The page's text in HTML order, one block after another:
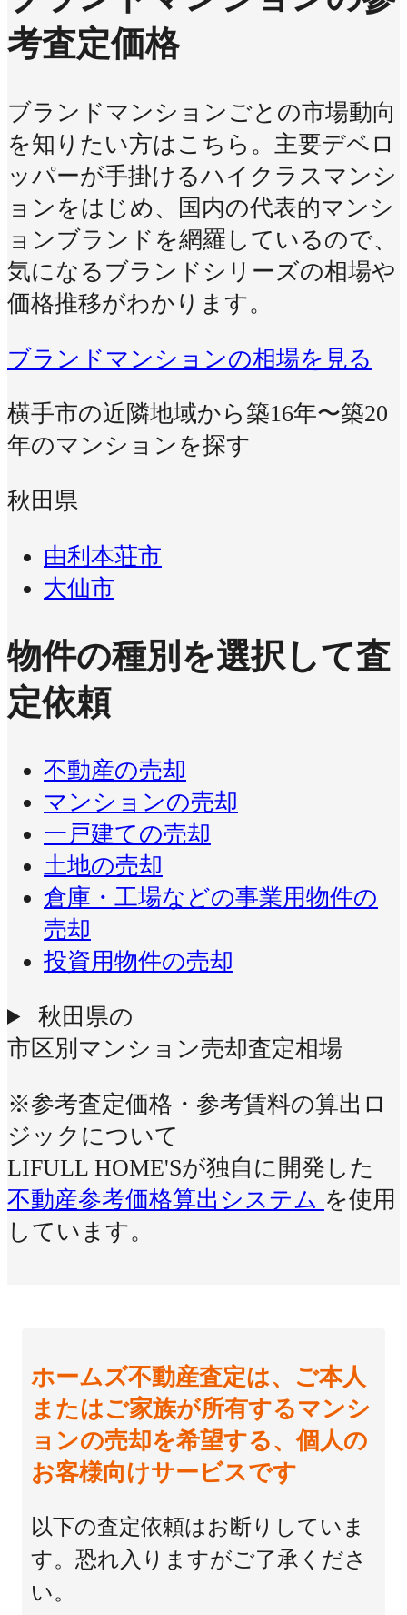
考査定価格
ブランドマンションごとの市場動向
を知りたい方はこちら。主要デベロ
ッパーが手掛けるハイクラスマンシ
ョンをはじめ、国内の代表的マンシ
ョンブランドを網羅しているので、
気になるブランドシリーズの相場や
価格推移がわかります。
ブランドマンションの相場を見る
横手市の近隣地域から築16年〜築20
年のマンションを探す
秋田県
由利本荘市
大仙市
物件の種別を選択して査
定依頼
不動産の売却
マンションの売却
一戸建ての売却
土地の売却
倉庫・工場などの事業用物件の
売却
投資用物件の売却
秋田県の
市区別マンション売却査定相場
※参考査定価格・参考賃料の算出ロ
ジックについて
LIFULL HOME'Sが独自に開発した
不動産参考価格算出システム を使用
しています。
ホームズ不動産査定は、ご本人
またはご家族が所有するマンシ
ョンの売却を希望する、個人の
お客様向けサービスです
以下の査定依頼はお断りしていま
す。恐れ入りますがご了承くださ
い。